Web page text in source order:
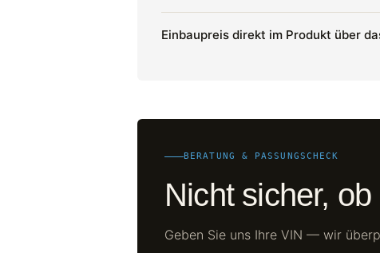
Einbaupreis direkt im Produkt über
BERATUNG & PASSUNGSCHECK
Nicht sicher,
Geben Sie uns Ihre VIN — wir